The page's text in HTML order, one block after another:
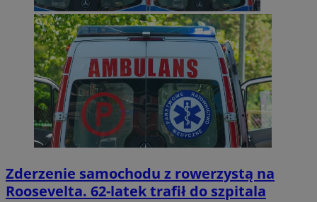
Zderzenie samochodu z rowerzystą na
Roosevelta. 62-latek trafił do szpitala